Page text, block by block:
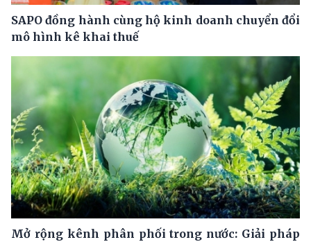
SAPO đồng hành cùng hộ kinh doanh chuyển đổi
mô hình kê khai thuế
Mở rộng kênh phân phối trong nước: Giải pháp